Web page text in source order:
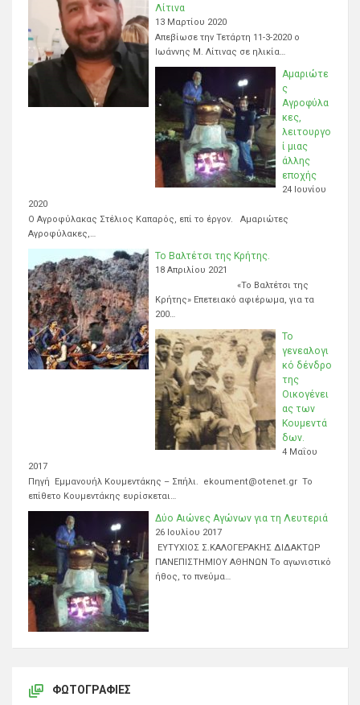
Λίτινα
13 Μαρτίου 2020
Απεβίωσε την Τετάρτη 11-3-2020 ο
Ιωάννης Μ. Λίτινας σε ηλικία…
Αμαριώτε
ς
Αγροφύλα
κες,
λειτουργο
ί μιας
άλλης
εποχής
24 Ιουνίου
2020
Ο Αγροφύλακας Στέλιος Καπαρός, επί το έργον. Αμαριώτες
Αγροφύλακες,…
Το Βαλτέτσι της Κρήτης.
18 Απριλίου 2021
«Το Βαλτέτσι της
Κρήτης» Επετειακό αφιέρωμα, για τα
200…
Το
γενεαλογι
κό δένδρο
της
Οικογένει
ας των
Κουμεντά
δων.
4 Μαΐου
2017
Πηγή Εμμανουήλ Κουμεντάκης – Σπήλι. ekoument@otenet.gr Το
επίθετο Κουμεντάκης ευρίσκεται…
Δύο Αιώνες Αγώνων για τη Λευτεριά
26 Ιουλίου 2017
ΕΥΤΥΧΙΟΣ Σ.ΚΑΛΟΓΕΡΑΚΗΣ ΔΙΔΑΚΤΩΡ
ΠΑΝΕΠΙΣΤΗΜΙΟΥ ΑΘΗΝΩΝ Το αγωνιστικό
ήθος, το πνεύμα…
ΦΩΤΟΓΡΑΦΊΕΣ